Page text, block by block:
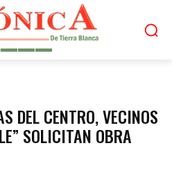
DEL CENTRO, VECINOS
SOLICITAN OBRA